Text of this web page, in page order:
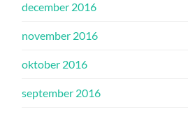
december 2016
november 2016
oktober 2016
september 2016